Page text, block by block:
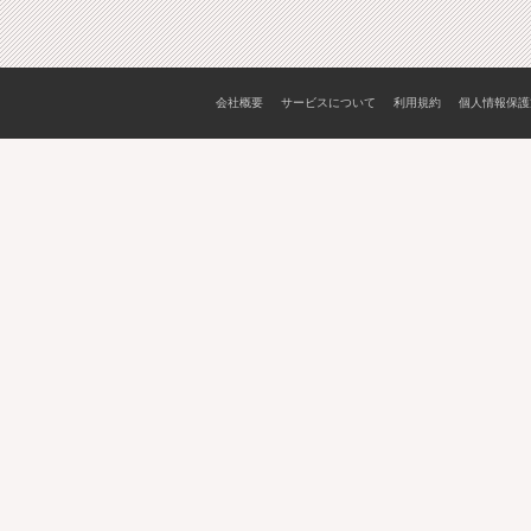
会社概要 サービスについて 利用規約 個人情報保